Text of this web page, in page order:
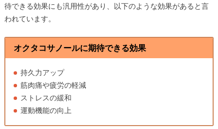
待できる効果にも汎用性があり、以下のような効果があると言
われています。
オクタコサノールに期待できる効果
持久力アップ
筋肉痛や疲労の軽減
ストレスの緩和
運動機能の向上